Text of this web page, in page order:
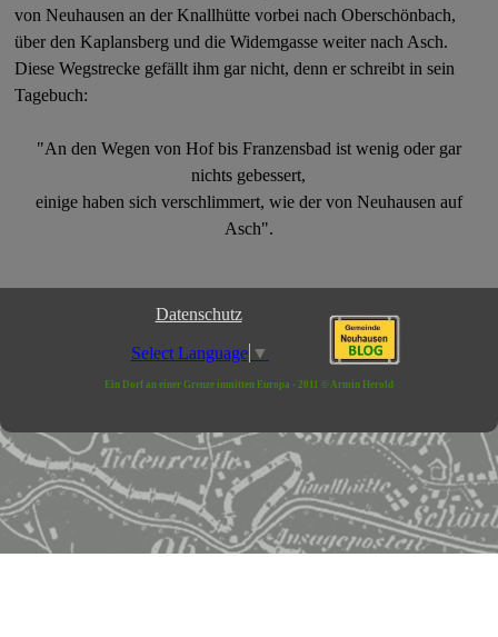
von Neuhausen an der Knallhütte vorbei nach Oberschönbach,
über den Kaplansberg und die Widemgasse weiter nach Asch.
Diese Wegstrecke gefällt ihm gar nicht, denn er schreibt in sein
Tagebuch:
"An den Wegen von Hof bis Franzensbad ist wenig oder gar
nichts gebessert,
einige haben sich verschlimmert, wie der von Neuhausen auf
Asch".
Ein Dorf an einer Grenze inmitten Europa - 2011 © Armin Herold
Datenschutz
Select Language ▼